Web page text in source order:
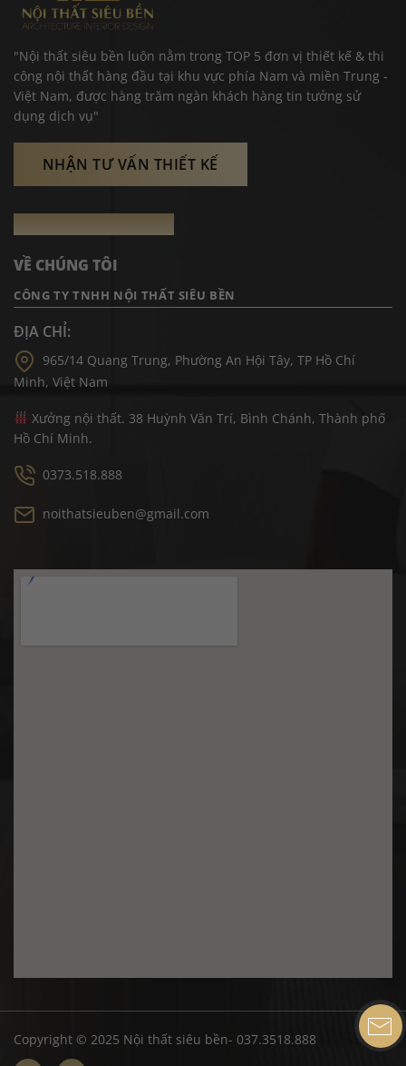
"Nội thất siêu bền luôn nằm trong TOP 5 đơn vị thiết kế & thi
công nội thất hàng đầu tại khu vực phía Nam và miền Trung -
Việt Nam, được hàng trăm ngàn khách hàng tin tưởng sử
dụng dịch vụ"
NHẬN TƯ VẤN THIẾT KẾ
VỀ CHÚNG TÔI
CÔNG TY TNHH NỘI THẤT SIÊU BỀN
ĐỊA CHỈ:
965/14 Quang Trung, Phường An Hội Tây, TP Hồ Chí
Minh, Việt Nam
Xưởng nội thất. 38 Huỳnh Văn Trí, Bình Chánh, Thành phố
Hồ Chí Minh.
0373.518.888
noithatsieuben@gmail.com
Copyright © 2025 Nội thất siêu bền- 037.3518.888